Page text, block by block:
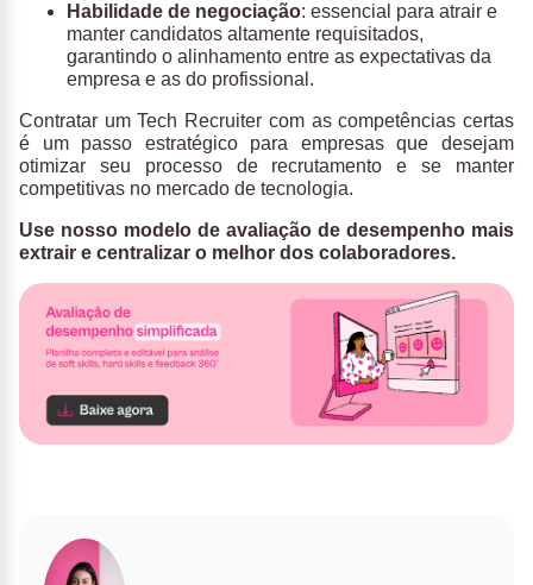
Habilidade de negociação: essencial para atrair e
manter candidatos altamente requisitados,
garantindo o alinhamento entre as expectativas da
empresa e as do profissional.
Contratar um Tech Recruiter com as competências certas
é um passo estratégico para empresas que desejam
otimizar seu processo de recrutamento e se manter
competitivas no mercado de tecnologia.
Use nosso modelo de avaliação de desempenho mais
extrair e centralizar o melhor dos colaboradores.